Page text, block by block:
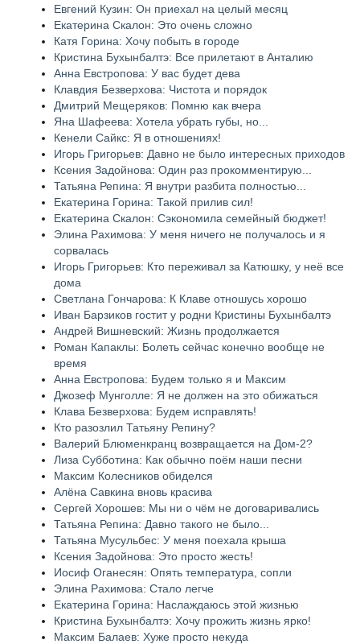
Евгений Кузин: Он приехал на целый месяц
Екатерина Скалон: Это очень сложно
Катя Горина: Хочу побыть в городе
Кристина Бухынбалтэ: Все прилетают в Анталию
Анна Евстропова: У вас будет дева
Клавдия Безверхова: Чистота и порядок
Дмитрий Мещеряков: Помню как вчера
Яна Шафеева: Хотела убрать губы, но...
Кенели Сайкс: Я в отношениях!
Игорь Григорьев: Давно не было интересных приходов
Ксения Задойнова: Один раз прокомментирую...
Татьяна Репина: Я внутри разбита полностью...
Екатерина Горина: Такой прилив сил!
Екатерина Скалон: Сэкономила семейный бюджет!
Элина Рахимова: У меня ничего не получалось и я
сорвалась
Игорь Григорьев: Кто переживал за Катюшку, у неё все
дома
Светлана Гончарова: К Клаве отношусь хорошо
Иван Барзиков гостит у родни Кристины Бухынбалтэ
Андрей Вишневский: Жизнь продолжается
Роман Капаклы: Болеть сейчас конечно вообще не
время
Анна Евстропова: Будем только я и Максим
Джозеф Мунголле: Я не должен на это обижаться
Клава Безверхова: Будем исправлять!
Кто разозлил Татьяну Репину?
Валерий Блюменкранц возвращается на Дом-2?
Лиза Субботина: Как обычно поём наши песни
Максим Колесников обиделся
Алёна Савкина вновь красива
Сергей Хорошев: Мы ни о чём не договаривались
Татьяна Репина: Давно такого не было...
Татьяна Мусульбес: У меня поехала крыша
Ксения Задойнова: Это просто жесть!
Иосиф Оганесян: Опять температура, сопли
Элина Рахимова: Стало легче
Екатерина Горина: Наслаждаюсь этой жизнью
Кристина Бухынбалтэ: Хочу прожить жизнь ярко!
Максим Балаев: Хуже просто некуда